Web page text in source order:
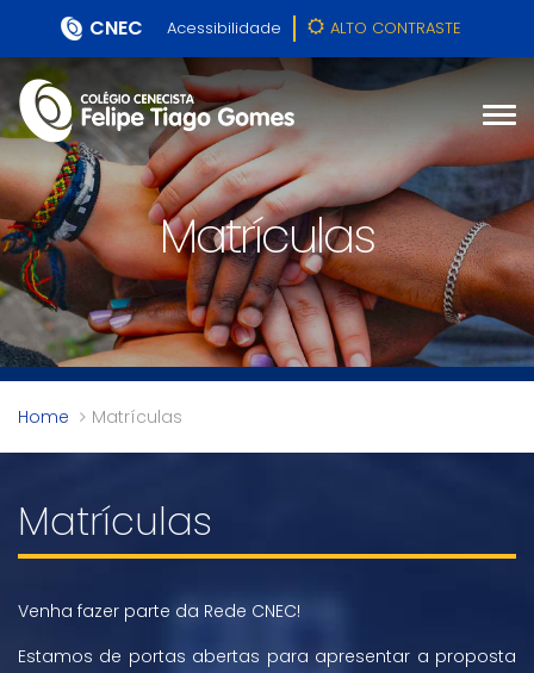
CNEC Acessibilidade ALTO CONTRASTE
Matrículas
Home Matrículas
Matrículas
Venha fazer parte da Rede CNEC!
Estamos de portas abertas para apresentar a proposta